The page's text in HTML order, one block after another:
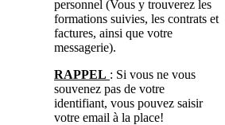
personnel (Vous y trouverez les
formations suivies, les contrats et
factures, ainsi que votre
messagerie).
RAPPEL : Si vous ne vous
souvenez pas de votre
identifiant, vous pouvez saisir
votre email à la place!